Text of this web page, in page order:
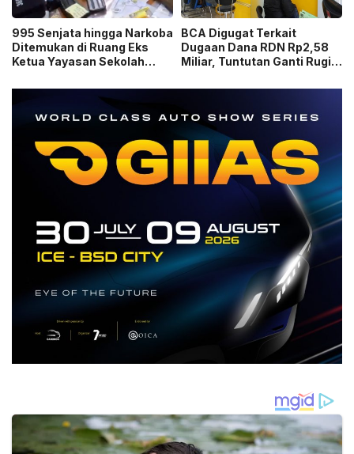
995 Senjata hingga Narkoba
Ditemukan di Ruang Eks
Ketua Yayasan Sekolah
Ekskul Menembak!
BCA Digugat Terkait
Dugaan Dana RDN Rp2,58
Miliar, Tuntutan Ganti Rugi